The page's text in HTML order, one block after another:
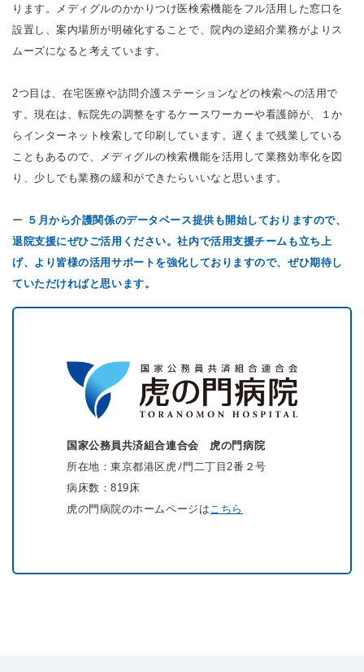
ります。メディグルのかかりつけ医検索機能をフル活用した窓口を
設置し、案内場所が明確化することで、院内の逆紹介業務がよりス
ムーズになると考えています。
2つ目は、在宅医療や訪問介護ステーションなどの検索への活用で
す。現在は、転院先の調整をするケースワーカーや看護師が、１か
らインターネット検索して印刷しています。遅くまで残業している
こともあるので、メディグルの検索機能を活用して業務効率化を図
り、少しでも業務の緩和ができたらいいなと思います。
ー ５月から介護関係のデータベース提供も開始しておりますので、
退院支援にぜひご活用ください。社内で活用支援チームも立ち上
げ、より皆様の活用サポートを強化しておりますので、ぜひ期待し
ていただければと思います。
国家公務員共済組合連合会 虎の門病院
所在地：東京都港区虎ﾉ門二丁目2番２号
病床数：819床
虎の門病院のホームページはこちら